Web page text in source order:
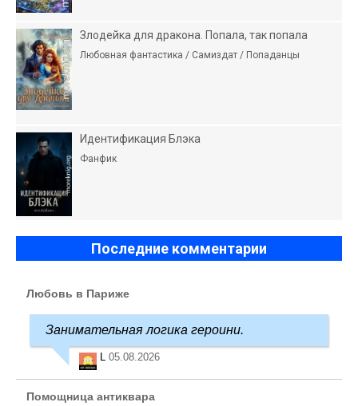
Злодейка для дракона. Попала, так попала
Любовная фантастика / Самиздат / Попаданцы
Идентификация Блэка
Фанфик
Последние комментарии
Любовь в Париже
Занимательная логика героини.
L 05.08.2026
Помощница антиквара